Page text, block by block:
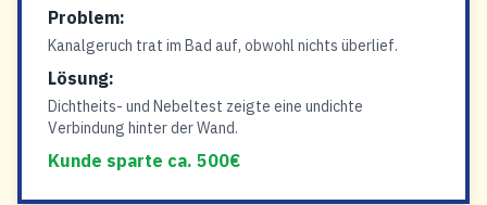
Problem:
Kanalgeruch trat im Bad auf, obwohl nichts überlief.
Lösung:
Dichtheits- und Nebeltest zeigte eine undichte
Verbindung hinter der Wand.
Kunde sparte ca. 500€